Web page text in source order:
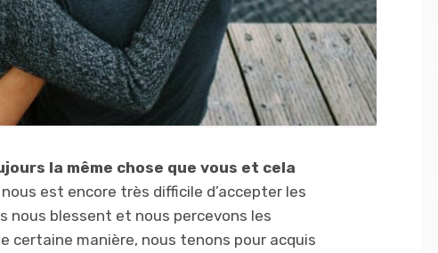
la même chose que vous et cela
est encore très difficile d’accepter les
nous blessent et nous percevons les
certaine manière, nous tenons pour acquis